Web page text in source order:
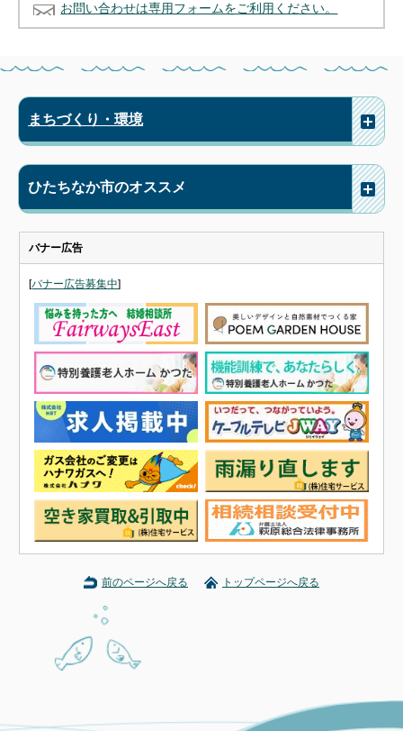
お問い合わせは専用フォームをご利用ください。
まちづくり・環境
ひたちなか市のオススメ
バナー広告
[バナー広告募集中]
前のページへ戻る トップページへ戻る